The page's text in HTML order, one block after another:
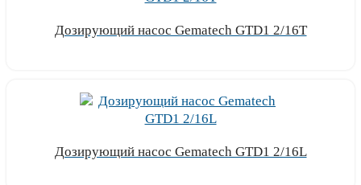
Дозирующий насос Gematech GTD1 2/16T
Дозирующий насос Gematech GTD1 2/16L